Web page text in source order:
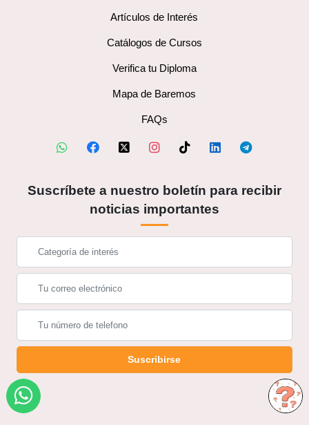
Artículos de Interés
Catálogos de Cursos
Verifica tu Diploma
Mapa de Baremos
FAQs
Suscríbete a nuestro boletín para recibir
noticias importantes
Suscribirse